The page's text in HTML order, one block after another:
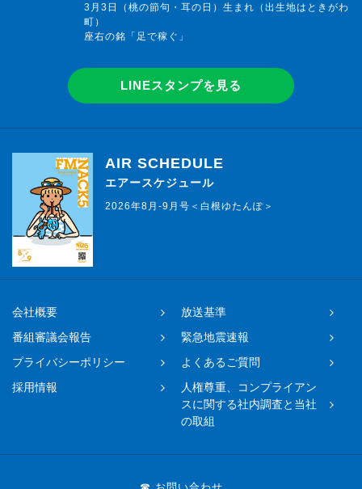
3月3日（桃の節句・耳の日）生まれ（出生地はときがわ
町）
座右の銘「足で稼ぐ」
LINEスタンプを見る
AIR SCHEDULE
エアースケジュール
2026年8月-9月号＜白根ゆたんぽ＞
会社概要
放送基準
番組審議会報告
緊急地震速報
プライバシーポリシー
よくあるご質問
採用情報
人権尊重、コンプライアン
スに関する社内調査と当社
の取組